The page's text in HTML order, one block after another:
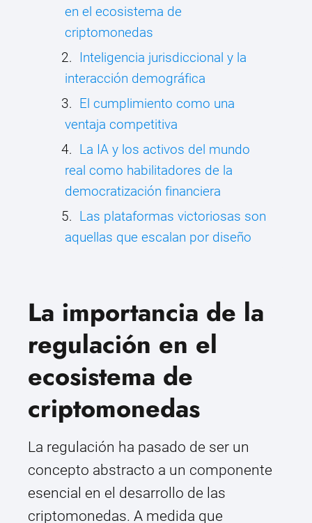
en el ecosistema de
criptomonedas
Inteligencia jurisdiccional y la
interacción demográfica
El cumplimiento como una
ventaja competitiva
La IA y los activos del mundo
real como habilitadores de la
democratización financiera
Las plataformas victoriosas son
aquellas que escalan por diseño
La importancia de la
regulación en el
ecosistema de
criptomonedas
La regulación ha pasado de ser un
concepto abstracto a un componente
esencial en el desarrollo de las
criptomonedas. A medida que